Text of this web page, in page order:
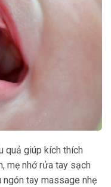
quả giúp kích thích
mẹ nhớ rửa tay sạch
ngón tay massage nhẹ